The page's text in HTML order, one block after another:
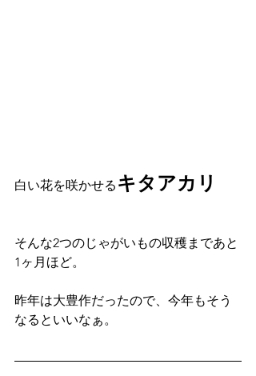
白い花を咲かせる キタアカリ
そんな2つのじゃがいもの収穫まであと
1ヶ月ほど。
昨年は大豊作だったので、今年もそう
なるといいなぁ。